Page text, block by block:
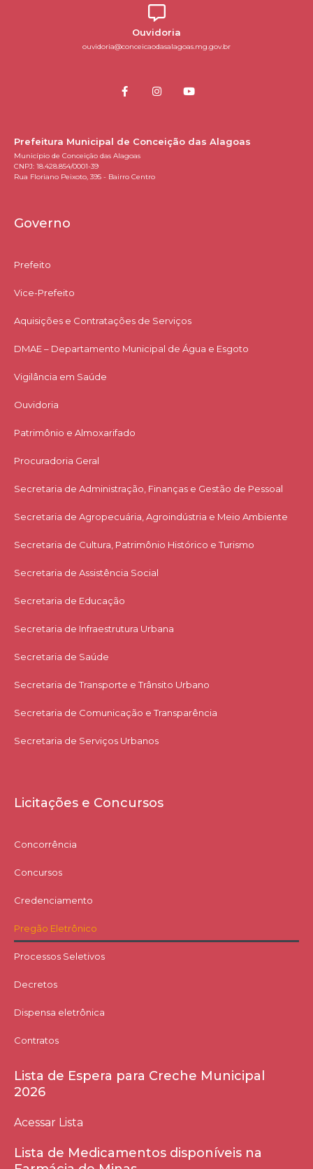
Ouvidoria
ouvidoria@conceicaodasalagoas.mg.gov.br
Prefeitura Municipal de Conceição das Alagoas
Município de Conceição das Alagoas
CNPJ: 18.428.854/0001-39
Rua Floriano Peixoto, 395 - Bairro Centro
Governo
Prefeito
Vice-Prefeito
Aquisições e Contratações de Serviços​
DMAE – Departamento Municipal de Água e Esgoto
Vigilância em Saúde
Ouvidoria
Patrimônio e Almoxarifado
Procuradoria Geral
Secretaria de Administração, Finanças e Gestão de Pessoal
Secretaria de Agropecuária, Agroindústria e Meio Ambiente
Secretaria de Cultura, Patrimônio Histórico e Turismo
Secretaria de Assistência Social
Secretaria de Educação
Secretaria de Infraestrutura Urbana
Secretaria de Saúde
Secretaria de Transporte e Trânsito Urbano
Secretaria de Comunicação e Transparência
Secretaria de Serviços Urbanos
Licitações e Concursos
Concorrência
Concursos
Credenciamento
Pregão Eletrônico
Processos Seletivos
Decretos
Dispensa eletrônica
Contratos
Lista de Espera para Creche Municipal
2026
Acessar Lista
Lista de Medicamentos disponíveis na